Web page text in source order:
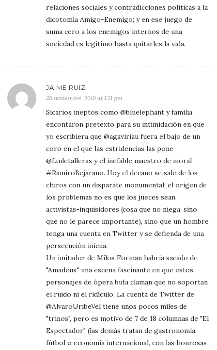
relaciones sociales y contradicciones políticas a la
dicotomía Amigo-Enemigo; y en ese juego de
suma cero a los enemigos internos de una
sociedad es legítimo hasta quitarles la vida.
JAIME RUIZ
28 noviembre, 2010 at 1:21 pm
Sicarios ineptos como @bluelephant y familia
encontaron pretexto para su intimidación en que
yo escribiera que @agaviriau fuera el bajo de un
coro en el que las estridencias las pone
@fzuletalleras y el inefable maestro de moral
#RamiroBejarano. Hoy el decano se sale de los
chiros con un disparate monumental: el origen de
los problemas no es que los jueces sean
activistas-inquisidores (cosa que no niega, sino
que no le parece importante), sino que un hombre
tenga una cuenta en Twitter y se defienda de una
persecución inicua.
Un imitador de Milos Forman habría sacado de
"Amadeus" una escena fascinante en que estos
personajes de ópera bufa claman que no soportan
el ruido ni el ridículo. La cuenta de Twitter de
@AlvaroUribeVel tiene unos pocos miles de
"trinos", pero es motivo de 7 de 18 columnas de "El
Espectador" (las demás tratan de gastronomía,
fútbol o economía internacional, con las honrosas